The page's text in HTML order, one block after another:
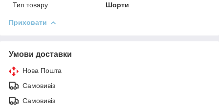
Тип товару
Шорти
Приховати
Умови доставки
Нова Пошта
Самовивіз
Самовивіз